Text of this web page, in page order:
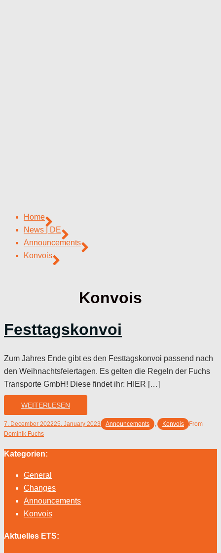
Home
News | DE
Announcements
Konvois
Konvois
Festtagskonvoi
Zum Jahres Ende gibt es den Festtagskonvoi passend nach
den Weihnachtsfeiertagen. Es gelten die Regeln der Fuchs
Transporte GmbH! Diese findet ihr: HIER […]
WEITERLESEN
7. December 202225. January 2023 Announcements , Konvois
From
Dominik Fuchs
Kategorien:
General
Changes
Announcements
Konvois
Aktuelles ETS: